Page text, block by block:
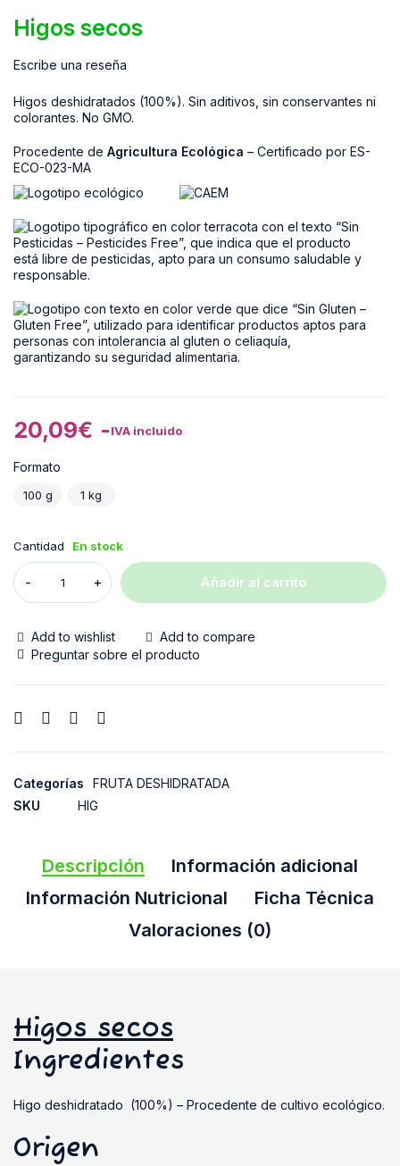
Higos secos
Escribe una reseña
Higos deshidratados (100%). Sin aditivos, sin conservantes ni
colorantes. No GMO.
Procedente de Agricultura Ecológica – Certificado por ES-
ECO-023-MA
20,09€ -IVA incluido
Formato
100 g 1 kg
Cantidad En stock
Añadir al carrito
Add to wishlist
Add to compare
Preguntar sobre el producto
Categorías
FRUTA DESHIDRATADA
SKU
HIG
Descripción
Información adicional
Información Nutricional
Ficha Técnica
Valoraciones (0)
Higos secos
Ingredientes
Higo deshidratado (100%) – Procedente de cultivo ecológico.
Origen